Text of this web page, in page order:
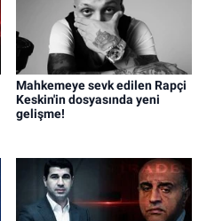
Mahkemeye sevk edilen Rapçi
Keskin'in dosyasında yeni
gelişme!